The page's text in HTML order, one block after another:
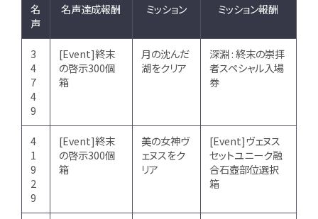
名
声
名声達成報酬 ミッション ミッション報酬
3
4
7
4
9
[Event]終末
の啓示300個
箱
月の沈んだ
湖をクリア
深淵 : 終末の崇拝
者スペシャル入場
券
4
1
9
2
9
[Event]終末
の啓示300個
箱
美の女神ヴ
ェヌスをク
リア
[Event]ヴェヌス
セットユニーク融
合石壺部位選択
箱